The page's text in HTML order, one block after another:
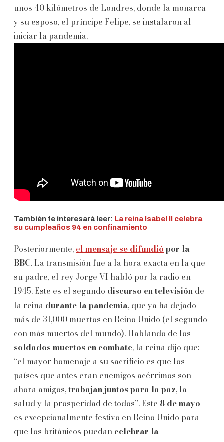
unos 40 kilómetros de Londres, donde la monarca
y su esposo, el príncipe Felipe, se instalaron al
iniciar la pandemia.
También te interesará leer: La reina Isabel II celebra
su cumpleaños 94 en confinamiento
Posteriormente, el mensaje se difundió por la
BBC. La transmisión fue a la hora exacta en la que
su padre, el rey Jorge VI habló por la radio en
1945. Este es el segundo discurso en televisión de
la reina durante la pandemia, que ya ha dejado
más de 31,000 muertos en Reino Unido (el segundo
con más muertos del mundo). Hablando de los
soldados muertos en combate, la reina dijo que:
“el mayor homenaje a su sacrificio es que los
países que antes eran enemigos acérrimos son
ahora amigos,trabajan juntos para la paz, la
salud y la prosperidad de todos”. Este 8 de mayo
es excepcionalmente festivo en Reino Unido para
que los británicos puedan celebrar la